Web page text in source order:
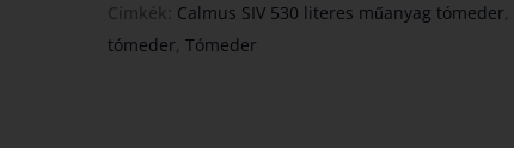
Címkék: Calmus SIV 530 literes műanyag tómeder,
tómeder,Tómeder